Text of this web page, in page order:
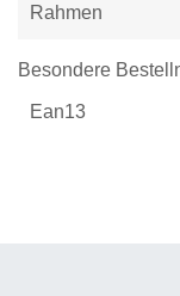
Rahmen
Besondere
Ean13